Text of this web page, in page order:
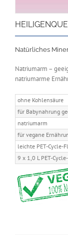
Natürliches
Natriumarm –
natriumarme
ohne Kohlensäure
für Babynahrung
natriumarm
für vegane
leichte PET-Cycle-
9 x 1,0 L PET-